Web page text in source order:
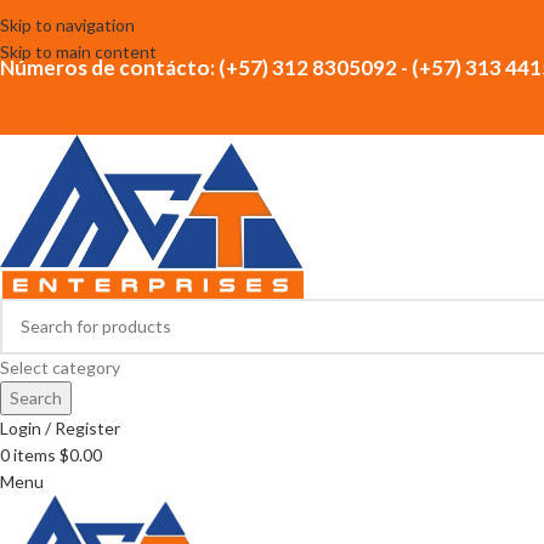
Skip to navigation
Skip to main content
Números de contácto: (+57) 312 8305092 - (+57) 313
Select category
Search
Login / Register
0items $0.00
Menu